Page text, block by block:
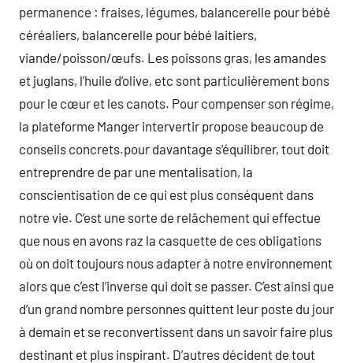
permanence : fraises, légumes, balancerelle pour bébé
céréaliers, balancerelle pour bébé laitiers,
viande/poisson/œufs. Les poissons gras, les amandes
et juglans, l’huile d’olive, etc sont particulièrement bons
pour le cœur et les canots. Pour compenser son régime,
la plateforme Manger intervertir propose beaucoup de
conseils concrets.pour davantage s’équilibrer, tout doit
entreprendre de par une mentalisation, la
conscientisation de ce qui est plus conséquent dans
notre vie. C’est une sorte de relâchement qui effectue
que nous en avons raz la casquette de ces obligations
où on doit toujours nous adapter à notre environnement
alors que c’est l’inverse qui doit se passer. C’est ainsi que
d’un grand nombre personnes quittent leur poste du jour
à demain et se reconvertissent dans un savoir faire plus
destinant et plus inspirant. D’autres décident de tout